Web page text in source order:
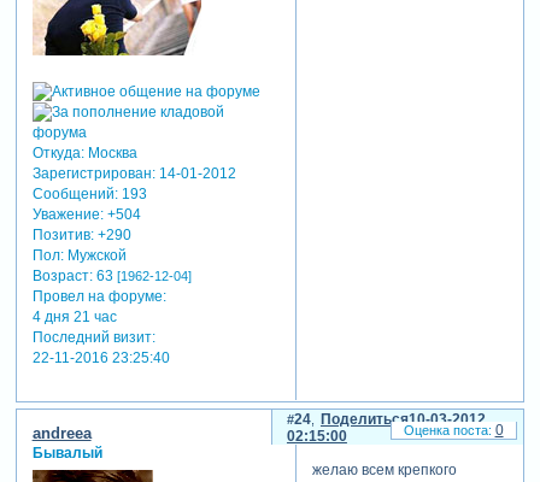
Откуда:Москва
Зарегистрирован: 14-01-2012
Сообщений:193
Уважение: +504
Позитив: +290
Пол:Мужской
Возраст:63 [1962-12-04]
Провел на форуме:
4 дня 21 час
Последний визит:
22-11-2016 23:25:40
Поделиться
24
10-03-2012
02:15:00
andreea
Бывалый
желаю всем крепкого
0